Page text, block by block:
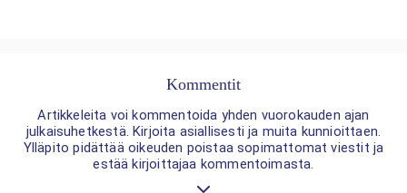
Kommentit
Artikkeleita voi kommentoida yhden vuorokauden ajan
julkaisuhetkestä. Kirjoita asiallisesti ja muita kunnioittaen.
Ylläpito pidättää oikeuden poistaa sopimattomat viestit ja
estää kirjoittajaa kommentoimasta.